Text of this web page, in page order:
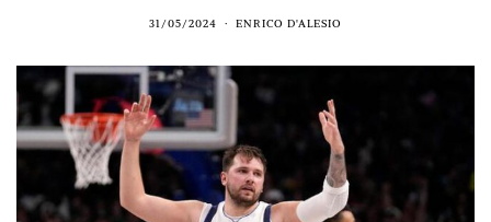
31/05/2024 ENRICO D'ALESIO